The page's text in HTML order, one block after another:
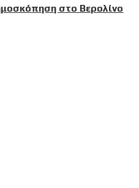
στο Βερολίνο